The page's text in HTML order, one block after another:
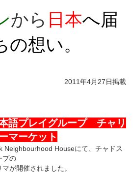
から 日本へ届
想い。
2011年4月27日掲載
語プレイグループ チャリ
マーケット
Neighbourhood Houseにて、チャドス
プの
が開催されました。